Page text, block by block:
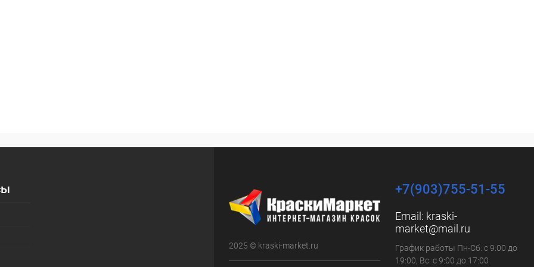
2025 © kraski-market.ru
+7(903)755-51-55
Email: kraski-
market@mail.ru
График работы Пн-Сб: с 9:00 до
19:00, Вс: с 9:00 до 17:00